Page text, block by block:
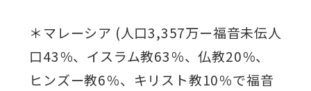
＊マレーシア (人口3,357万ー福音未伝人
口43％、イスラム教63％、仏教20％、
ヒンズー教6％、キリスト教10％で福音